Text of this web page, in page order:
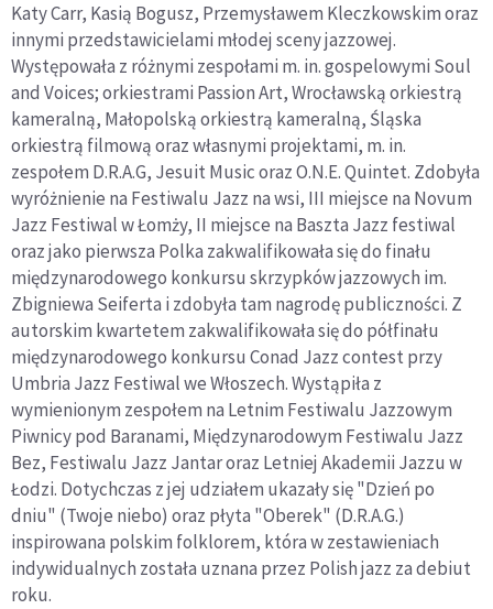
Katy Carr, Kasią Bogusz, Przemysławem Kleczkowskim oraz
innymi przedstawicielami młodej sceny jazzowej.
Występowała z różnymi zespołami m. in. gospelowymi Soul
and Voices; orkiestrami Passion Art, Wrocławską orkiestrą
kameralną, Małopolską orkiestrą kameralną, Śląska
orkiestrą filmową oraz własnymi projektami, m. in.
zespołem D.R.A.G, Jesuit Music oraz O.N.E. Quintet. Zdobyła
wyróżnienie na Festiwalu Jazz na wsi, III miejsce na Novum
Jazz Festiwal w Łomży, II miejsce na Baszta Jazz festiwal
oraz jako pierwsza Polka zakwalifikowała się do finału
międzynarodowego konkursu skrzypków jazzowych im.
Zbigniewa Seiferta i zdobyła tam nagrodę publiczności. Z
autorskim kwartetem zakwalifikowała się do półfinału
międzynarodowego konkursu Conad Jazz contest przy
Umbria Jazz Festiwal we Włoszech. Wystąpiła z
wymienionym zespołem na Letnim Festiwalu Jazzowym
Piwnicy pod Baranami, Międzynarodowym Festiwalu Jazz
Bez, Festiwalu Jazz Jantar oraz Letniej Akademii Jazzu w
Łodzi. Dotychczas z jej udziałem ukazały się "Dzień po
dniu" (Twoje niebo) oraz płyta "Oberek" (D.R.A.G.)
inspirowana polskim folklorem, która w zestawieniach
indywidualnych została uznana przez Polish jazz za debiut
roku.